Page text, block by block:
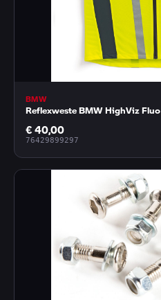
BMW
Reflexweste BMW HighViz Fluo
€ 40,00
76429899297